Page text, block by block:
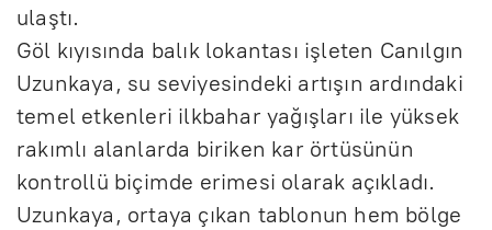
ulaştı.
Göl kıyısında balık lokantası işleten Canılgın
Uzunkaya, su seviyesindeki artışın ardındaki
temel etkenleri ilkbahar yağışları ile yüksek
rakımlı alanlarda biriken kar örtüsünün
kontrollü biçimde erimesi olarak açıkladı.
Uzunkaya, ortaya çıkan tablonun hem bölge